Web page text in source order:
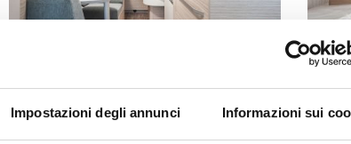
Impostazioni degli annunci Informazioni sui